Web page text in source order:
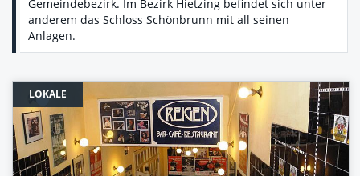
Gemeindebezirk. Im Bezirk Hietzing befindet sich unter
anderem das Schloss Schönbrunn mit all seinen
Anlagen.
LOKALE